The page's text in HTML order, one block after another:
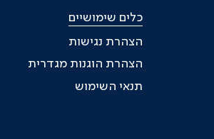
כלים שימושיים
הצהרת נגישות
הצהרת הוגנות מגדרית
תנאי השימוש